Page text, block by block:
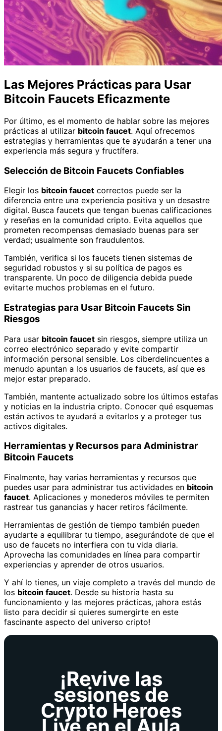
Las Mejores Prácticas para Usar
Bitcoin Faucets Eficazmente
Por último, es el momento de hablar sobre las mejores
prácticas al utilizar bitcoin faucet. Aquí ofrecemos
estrategias y herramientas que te ayudarán a tener una
experiencia más segura y fructífera.
Selección de Bitcoin Faucets Confiables
Elegir los bitcoin faucet correctos puede ser la
diferencia entre una experiencia positiva y un desastre
digital. Busca faucets que tengan buenas calificaciones
y reseñas en la comunidad cripto. Evita aquellos que
prometen recompensas demasiado buenas para ser
verdad; usualmente son fraudulentos.
También, verifica si los faucets tienen sistemas de
seguridad robustos y si su política de pagos es
transparente. Un poco de diligencia debida puede
evitarte muchos problemas en el futuro.
Estrategias para Usar Bitcoin Faucets Sin
Riesgos
Para usar bitcoin faucet sin riesgos, siempre utiliza un
correo electrónico separado y evite compartir
información personal sensible. Los ciberdelincuentes a
menudo apuntan a los usuarios de faucets, así que es
mejor estar preparado.
También, mantente actualizado sobre los últimos estafas
y noticias en la industria cripto. Conocer qué esquemas
están activos te ayudará a evitarlos y a proteger tus
activos digitales.
Herramientas y Recursos para Administrar
Bitcoin Faucets
Finalmente, hay varias herramientas y recursos que
puedes usar para administrar tus actividades en bitcoin
faucet. Aplicaciones y monederos móviles te permiten
rastrear tus ganancias y hacer retiros fácilmente.
Herramientas de gestión de tiempo también pueden
ayudarte a equilibrar tu tiempo, asegurándote de que el
uso de faucets no interfiera con tu vida diaria.
Aprovecha las comunidades en línea para compartir
experiencias y aprender de otros usuarios.
Y ahí lo tienes, un viaje completo a través del mundo de
los bitcoin faucet. Desde su historia hasta su
funcionamiento y las mejores prácticas, ¡ahora estás
listo para decidir si quieres sumergirte en este
fascinante aspecto del universo cripto!
¡Revive las
sesiones de
Crypto Heroes